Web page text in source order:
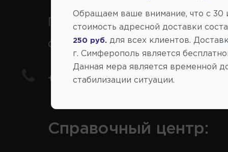
Продажа запчастей на
отечественные авто
+7(978) 206-206-5
Справочный центр:
Обращаем ваше внимание, что c 30
стоимость адресной доставки
250 руб. для всех клиентов.
г. Симферополь является
Данная мера является временной
стабилизации ситуации.